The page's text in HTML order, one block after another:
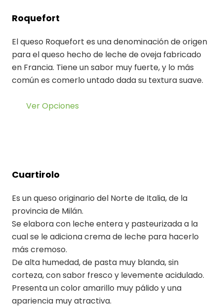
Roquefort
El queso Roquefort es una denominación de origen
para el queso hecho de leche de oveja fabricado
en Francia. Tiene un sabor muy fuerte, y lo más
común es comerlo untado dada su textura suave.
Ver Opciones
Cuartirolo
Es un queso originario del Norte de Italia, de la
provincia de Milán.
Se elabora con leche entera y pasteurizada a la
cual se le adiciona crema de leche para hacerlo
más cremoso.
De alta humedad, de pasta muy blanda, sin
corteza, con sabor fresco y levemente acidulado.
Presenta un color amarillo muy pálido y una
apariencia muy atractiva.